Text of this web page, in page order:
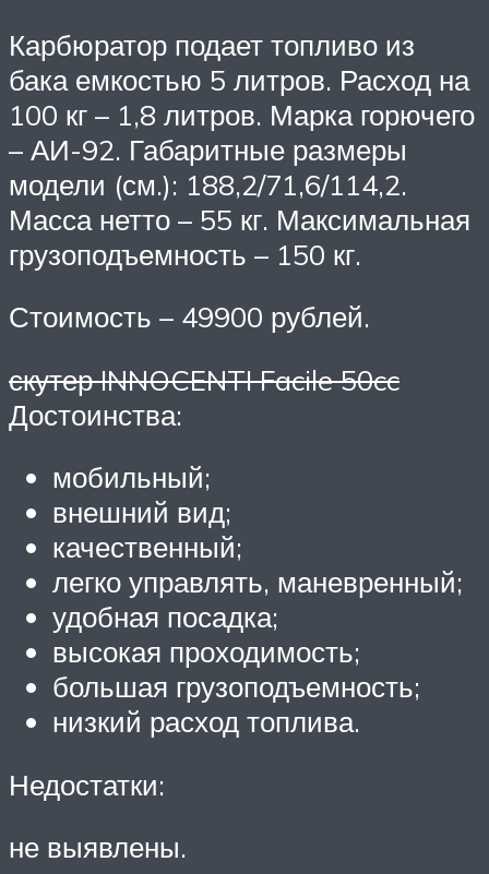
Карбюратор подает топливо из
бака емкостью 5 литров. Расход на
100 кг – 1,8 литров. Марка горючего
– АИ-92. Габаритные размеры
модели (см.): 188,2/71,6/114,2.
Масса нетто – 55 кг. Максимальная
грузоподъемность – 150 кг.
Стоимость – 49900 рублей.
скутер INNOCENTI Facile 50cc
Достоинства:
мобильный;
внешний вид;
качественный;
легко управлять, маневренный;
удобная посадка;
высокая проходимость;
большая грузоподъемность;
низкий расход топлива.
Недостатки:
не выявлены.